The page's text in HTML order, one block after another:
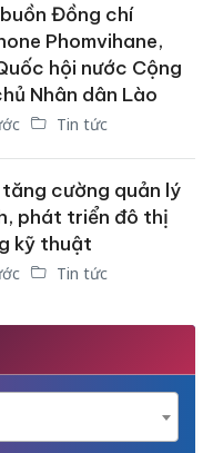
Đồng chí
Phomvihane,
hội nước Cộng
Nhân dân Lào
Tin tức
cường quản lý
phát triển đô thị
kỹ thuật
Tin tức